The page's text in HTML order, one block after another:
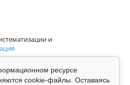
и
ресурсе
cookie-файлы. Оставаясь